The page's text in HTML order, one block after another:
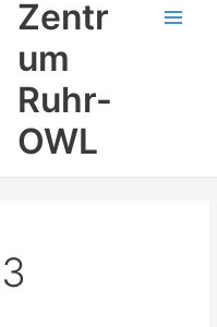
Zentr
um
Ruhr-
OWL